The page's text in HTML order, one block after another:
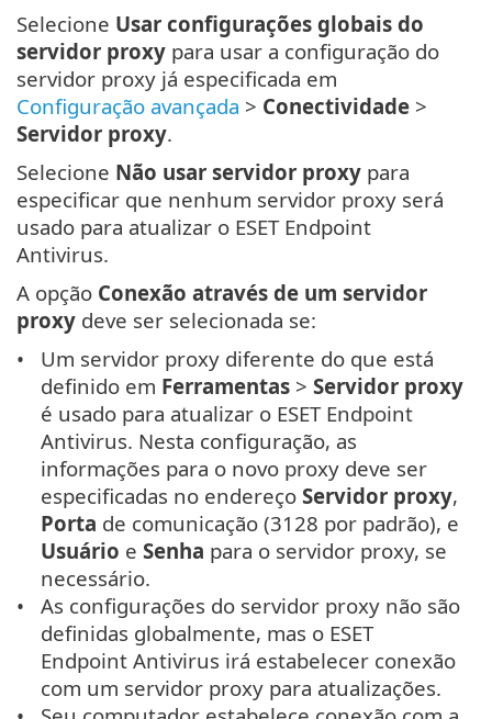
Selecione Usar configurações globais do
servidor proxy para usar a configuração do
servidor proxy já especificada em
Configuração avançada > Conectividade >
Servidor proxy.
Selecione Não usar servidor proxy para
especificar que nenhum servidor proxy será
usado para atualizar o ESET Endpoint
Antivirus.
A opção Conexão através de um servidor
proxy deve ser selecionada se:
Um servidor proxy diferente do que está
definido em Ferramentas >Servidor proxy
é usado para atualizar o ESET Endpoint
Antivirus. Nesta configuração, as
informações para o novo proxy deve ser
especificadas no endereçoServidor proxy,
Porta de comunicação (3128 por padrão), e
Usuário eSenha para o servidor proxy, se
necessário.
As configurações do servidor proxy não são
definidas globalmente, mas o ESET
Endpoint Antivirus irá estabelecer conexão
com um servidor proxy para atualizações.